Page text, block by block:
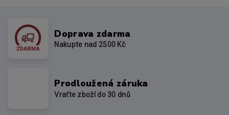
Doprava zdarma
Nakupte nad 2500 Kč
Prodloužená záruka
Vraťte zboží do 30 dnů